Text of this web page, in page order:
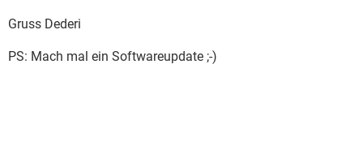
Gruss Dederi
PS: Mach mal ein Softwareupdate ;-)